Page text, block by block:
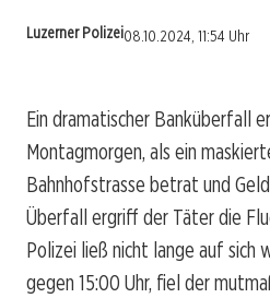
Luzerner Polizei08.10.2024, 11:54 Uhr
Ein dramatischer Banküberfall
Montagmorgen, als ein
Bahnhofstrasse betrat und
Überfall ergriff der Täter die
Polizei ließ nicht lange auf sich
gegen 15:00 Uhr, fiel der